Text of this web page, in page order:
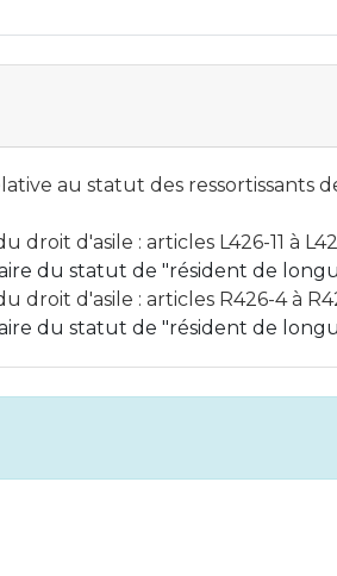
au statut des ressortissants
d'asile : articles L426-11 à
du statut de "résident de
droit d'asile : articles R426-4 à
du statut de "résident de